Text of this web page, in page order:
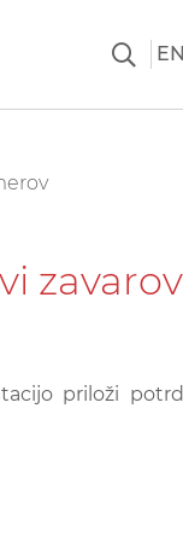
EN
priloži